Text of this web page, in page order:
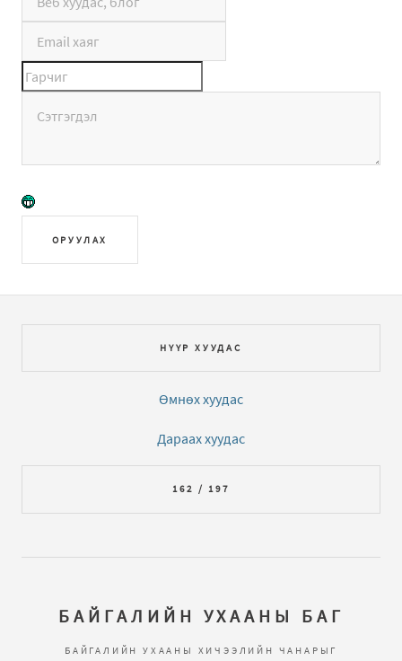
ОРУУЛАХ
НҮҮР ХУУДАС
Өмнөх хуудас
Дараах хуудас
162 / 197
БАЙГАЛИЙН УХААНЫ БАГ
БАЙГАЛИЙН УХААНЫ ХИЧЭЭЛИЙН ЧАНАРЫГ